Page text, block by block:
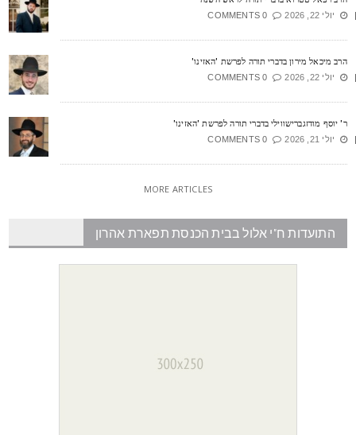
יולי 22, 2026 0 COMMENTS
מיכאל מירון בדברי תורה לפרשת 'האזינו'
יולי 22, 2026 0 COMMENTS
יוסף מודזגברישווילי בדברי תורה לפרשת 'האזינו'
יולי 21, 2026 0 COMMENTS
MORE ARTICLES
התועדות ח"י אלול בבית הכנסת תפארת אהרון